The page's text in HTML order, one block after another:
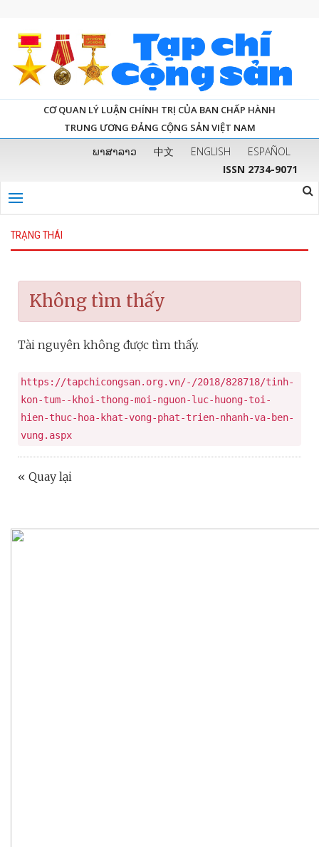
CƠ QUAN LÝ LUẬN CHÍNH TRỊ CỦA BAN CHẤP HÀNH
TRUNG ƯƠNG ĐẢNG CỘNG SẢN VIỆT NAM
ພາສາລາວ 中文 ENGLISH
ESPAÑOL
ISSN 2734-9071
TRẠNG THÁI
Không tìm thấy
Tài nguyên không được tìm thấy.
https://tapchicongsan.org.vn/-/2018/828718/tinh-
kon-tum--khoi-thong-moi-nguon-luc-huong-toi-
hien-thuc-hoa-khat-vong-phat-trien-nhanh-va-ben-
vung.aspx
« Quay lại